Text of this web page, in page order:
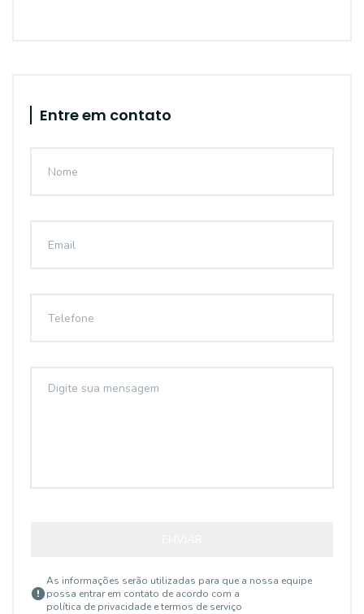
Entre em contato
As informações serão utilizadas para que a nossa equipe
possa entrar em contato de acordo com a
política de privacidade e termos de serviço